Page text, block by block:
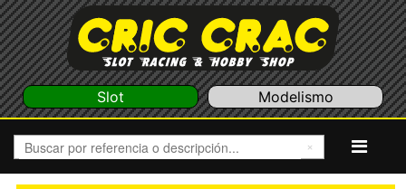
Slot Modelismo